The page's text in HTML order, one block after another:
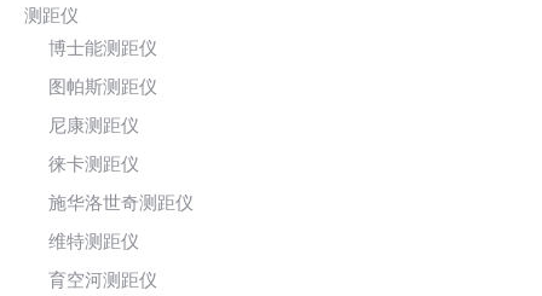
测距仪
博士能测距仪
图帕斯测距仪
尼康测距仪
徕卡测距仪
施华洛世奇测距仪
维特测距仪
育空河测距仪